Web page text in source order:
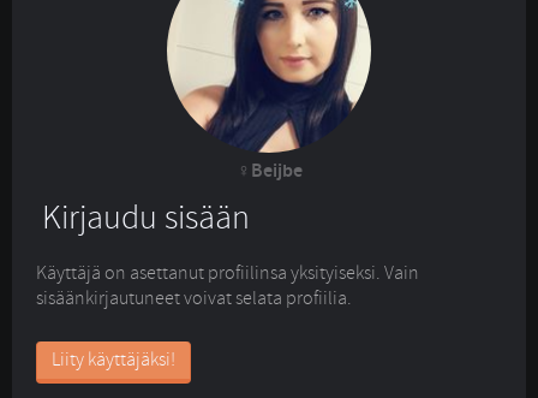
Beijbe
Kirjaudu sisään
Käyttäjä on asettanut profiilinsa yksityiseksi. Vain
sisäänkirjautuneet voivat selata profiilia.
Liity käyttäjäksi!